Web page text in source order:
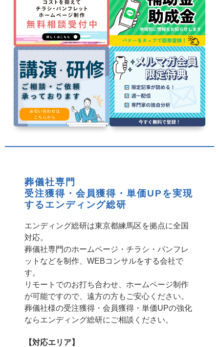
葬儀社専門
受注獲得・会員獲得・単価UPを実現
するエンディング総研
エンディング総研は東京都練馬区を拠点に全国
対応。
葬儀社専門のホームページ・チラシ・パンフレ
ットなどを制作、WEBコンサルをする会社で
す。
リモートでのお打ち合わせ、ホームページ制作
が可能ですので、遠方の方もご安心ください。
葬儀社様の受注獲得・会員獲得・単価UPの強化
ならエンディング総研にご相談ください。
【対応エリア】